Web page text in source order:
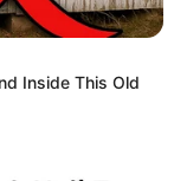
Inside This Old